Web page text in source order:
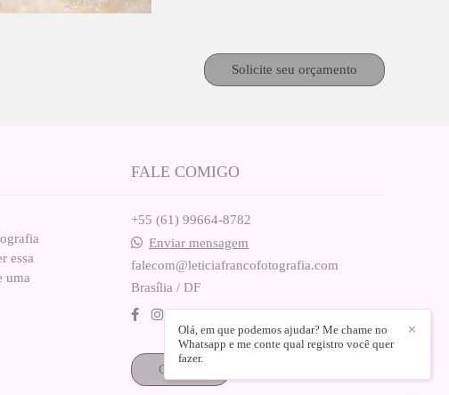
Solicite seu orçamento
essa
uma
FALE COMIGO
+55 (61) 99664-8782
Enviar mensagem
falecom@leticiafrancofotografia.com
Brasília / DF
Contato
✕
Olá, em que podemos ajudar? Me chame no
Whatsapp e me conte qual registro você quer
fazer.